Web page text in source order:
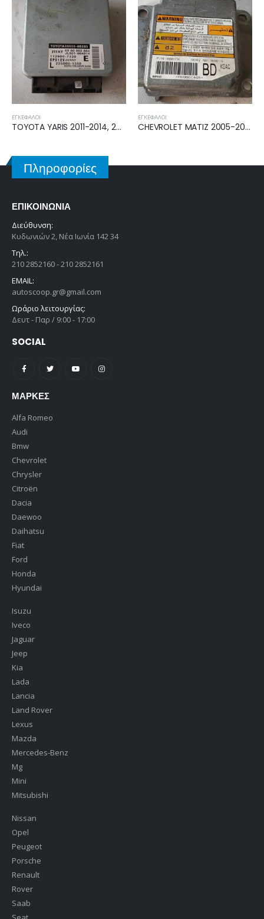
ΕΓΚΈΦΑΛΟΙ
CHEVROLET MATIZ 2005-2010 ΕΓΚΕΦΑΛΟΣ ECU AIRBAG 96801174
ΕΓΚΈΦΑΛΟΙ
RENAULT CLIO 2006-2009 ΕΓΚΕΦΑΛΟΣ ECU 8200522357
Πληροφορίες
ΕΠΙΚΟΙΝΩΝΊΑ
Διεύθυνση:
Κυδωνιών 2, Νέα Ιωνία 142 34
Τηλ.:
210 2852160 - 210 2852161
EMAIL:
autoscoop.gr@gmail.com
Ωράριο λειτουργίας:
Δευτ - Παρ / 9:00 - 17:00
SOCIAL
ΜΆΡΚΕΣ
Alfa Romeo
Audi
Bmw
Chevrolet
Chrysler
Citroën
Dacia
Daewoo
Daihatsu
Fiat
Ford
Honda
Hyundai
Isuzu
Iveco
Jaguar
Jeep
Kia
Lada
Lancia
Land Rover
Lexus
Mazda
Mercedes-Benz
Mg
Mini
Mitsubishi
Nissan
Opel
Peugeot
Porsche
Renault
Rover
Saab